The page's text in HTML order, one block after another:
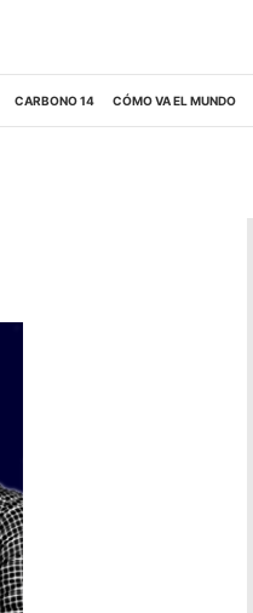
CARBONO 14 CÓMO VA EL MUNDO